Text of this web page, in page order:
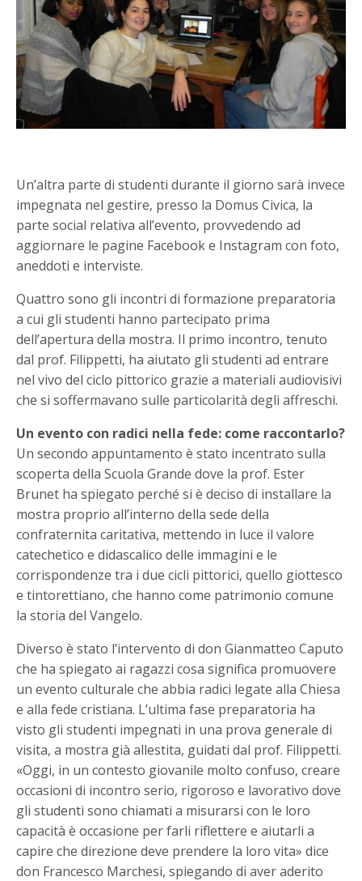
Un’altra parte di studenti durante il giorno sarà invece
impegnata nel gestire, presso la Domus Civica, la
parte social relativa all’evento, provvedendo ad
aggiornare le pagine Facebook e Instagram con foto,
aneddoti e interviste.
Quattro sono gli incontri di formazione preparatoria
a cui gli studenti hanno partecipato prima
dell’apertura della mostra. Il primo incontro, tenuto
dal prof. Filippetti, ha aiutato gli studenti ad entrare
nel vivo del ciclo pittorico grazie a materiali audiovisivi
che si soffermavano sulle particolarità degli affreschi.
Un evento con radici nella fede: come raccontarlo?
Un secondo appuntamento è stato incentrato sulla
scoperta della Scuola Grande dove la prof. Ester
Brunet ha spiegato perché si è deciso di installare la
mostra proprio all’interno della sede della
confraternita caritativa, mettendo in luce il valore
catechetico e didascalico delle immagini e le
corrispondenze tra i due cicli pittorici, quello giottesco
e tintorettiano, che hanno come patrimonio comune
la storia del Vangelo.
Diverso è stato l’intervento di don Gianmatteo Caputo
che ha spiegato ai ragazzi cosa significa promuovere
un evento culturale che abbia radici legate alla Chiesa
e alla fede cristiana. L’ultima fase preparatoria ha
visto gli studenti impegnati in una prova generale di
visita, a mostra già allestita, guidati dal prof. Filippetti.
«Oggi, in un contesto giovanile molto confuso, creare
occasioni di incontro serio, rigoroso e lavorativo dove
gli studenti sono chiamati a misurarsi con le loro
capacità è occasione per farli riflettere e aiutarli a
capire che direzione deve prendere la loro vita» dice
don Francesco Marchesi, spiegando di aver aderito